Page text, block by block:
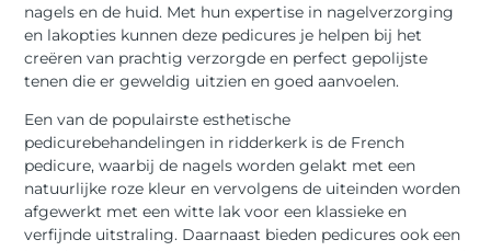
nagels en de huid. Met hun expertise in nagelverzorging
en lakopties kunnen deze pedicures je helpen bij het
creëren van prachtig verzorgde en perfect gepolijste
tenen die er geweldig uitzien en goed aanvoelen.
Een van de populairste esthetische
pedicurebehandelingen in ridderkerk is de French
pedicure, waarbij de nagels worden gelakt met een
natuurlijke roze kleur en vervolgens de uiteinden worden
afgewerkt met een witte lak voor een klassieke en
verfijnde uitstraling. Daarnaast bieden pedicures ook een